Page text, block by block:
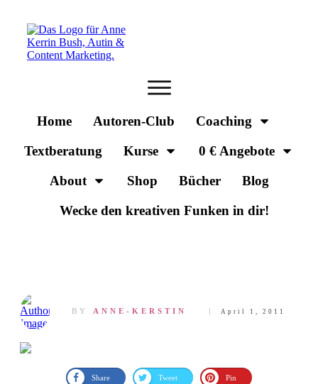
Home Autoren-Club
Coaching
Textberatung
Kurse
0 € Angebote
About
Shop Bücher
Blog
Wecke den kreativen Funken in dir!
BY ANNE-KERSTIN April 1, 2011
Share Tweet Pin